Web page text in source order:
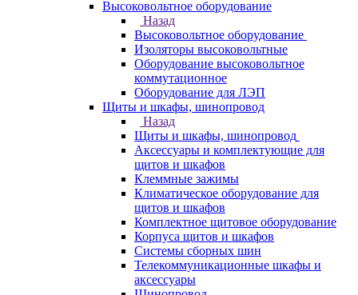
Высоковольтное оборудование
Назад
Высоковольтное оборудование
Изоляторы высоковольтные
Оборудование высоковольтное
коммутационное
Оборудование для ЛЭП
Щиты и шкафы, шинопровод
Назад
Щиты и шкафы, шинопровод
Аксессуары и комплектующие для
щитов и шкафов
Клеммные зажимы
Климатическое оборудование для
щитов и шкафов
Комплектное щитовое оборудование
Корпуса щитов и шкафов
Системы сборных шин
Телекоммуникационные шкафы и
аксессуары